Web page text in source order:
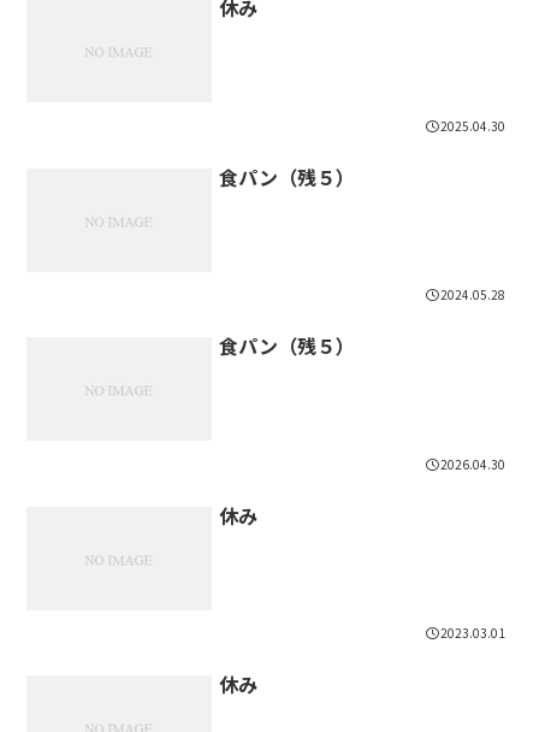
休み
2025.04.30
食パン（残５）
2024.05.28
食パン（残５）
2026.04.30
休み
2023.03.01
休み